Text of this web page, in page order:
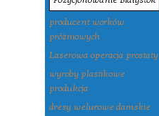
producent worków
próżniowych
Laserowa operacja prostaty
wyroby plastikowe
produkcja
dresy welurowe damskie